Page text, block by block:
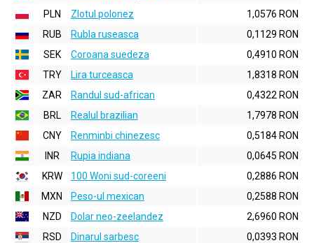
PLN
Zlotul polonez
1,0576 RON
RUB
Rubla ruseasca
0,1129 RON
SEK
Coroana suedeza
0,4910 RON
TRY
Lira turceasca
1,8318 RON
ZAR
Randul sud-african
0,4322 RON
BRL
Realul brazilian
1,7978 RON
CNY
Renminbi chinezesc
0,5184 RON
INR
Rupia indiana
0,0645 RON
KRW
100 Woni sud-coreeni
0,2886 RON
MXN
Peso-ul mexican
0,2588 RON
NZD
Dolar neo-zeelandez
2,6960 RON
RSD
Dinarul sarbesc
0,0393 RON